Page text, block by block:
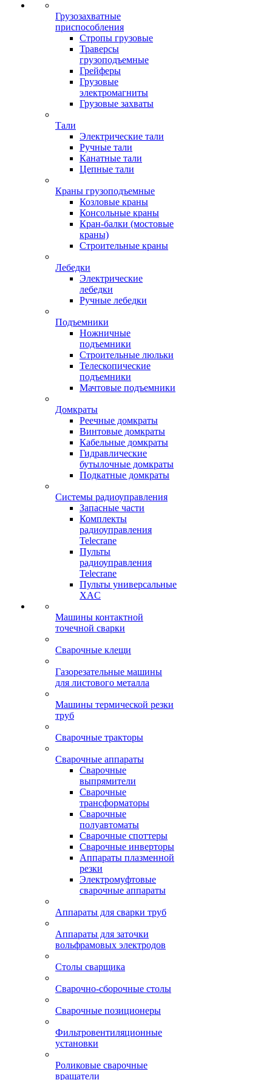
Грузозахватные
приспособления
Стропы грузовые
Траверсы
грузоподъемные
Грейферы
Грузовые
электромагниты
Грузовые захваты
Тали
Электрические тали
Ручные тали
Канатные тали
Цепные тали
Краны грузоподъемные
Козловые краны
Консольные краны
Кран-балки (мостовые
краны)
Строительные краны
Лебедки
Электрические
лебедки
Ручные лебедки
Подъемники
Ножничные
подъемники
Строительные люльки
Телескопические
подъемники
Мачтовые подъемники
Домкраты
Реечные домкраты
Винтовые домкраты
Кабельные домкраты
Гидравлические
бутылочные домкраты
Подкатные домкраты
Системы радиоуправления
Запасные части
Комплекты
радиоуправления
Telecrane
Пульты
радиоуправления
Telecrane
Пульты универсальные
XAC
Машины контактной
точечной сварки
Сварочные клещи
Газорезательные машины
для листового металла
Машины термической резки
труб
Сварочные тракторы
Сварочные аппараты
Сварочные
выпрямители
Сварочные
трансформаторы
Сварочные
полуавтоматы
Сварочные споттеры
Сварочные инверторы
Аппараты плазменной
резки
Электромуфтовые
сварочные аппараты
Аппараты для сварки труб
Аппараты для заточки
вольфрамовых электродов
Столы сварщика
Сварочно-сборочные столы
Сварочные позиционеры
Фильтровентиляционные
установки
Роликовые сварочные
вращатели